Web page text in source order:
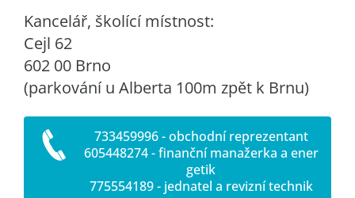
Kancelář, školící místnost:
Cejl 62
602 00 Brno
(parkování u Alberta 100m zpět k Brnu)
733459996 - obchodní reprezentant
605448274 - finanční manažerka a ener
getik
775554189 - jednatel a revizní technik